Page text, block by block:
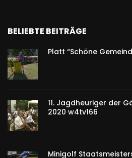
BELIEBTE BEITRÄGE
Platt “Schöne
11. Jagdheuriger der
2020 w4tv166
Minigolf